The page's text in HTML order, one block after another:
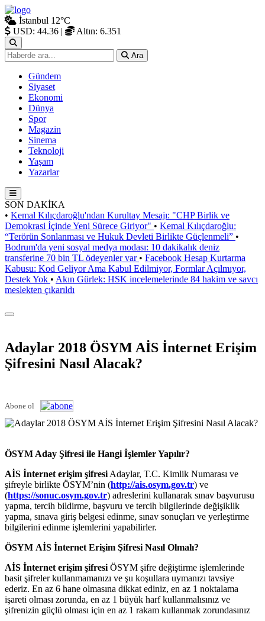
İstanbul 12°C
USD: 44.36 | Altın: 6.351
Ara
Gündem
Siyaset
Ekonomi
Dünya
Spor
Magazin
Sinema
Teknoloji
Yaşam
Yazarlar
SON DAKİKA
• Kemal Kılıçdaroğlu'ndan Kurultay Mesajı: "CHP Birlik ve
Demokrasi İçinde Yeni Sürece Giriyor" • Kemal Kılıçdaroğlu:
“Terörün Sonlanması ve Hukuk Devleti Birlikte Güçlenmeli” •
Bodrum'da yeni sosyal medya modası: 10 dakikalık deniz
transferine 70 bin TL ödeyenler var • Facebook Hesap Kurtarma
Kabusu: Kod Geliyor Ama Kabul Edilmiyor, Formlar Açılmıyor,
Destek Yok • Akın Gürlek: HSK incelemelerinde 84 hakim ve savcı
meslekten çıkarıldı
Adaylar 2018 ÖSYM AİS İnternet Erişim
Şifresini Nasıl Alacak?
Abone ol
ÖSYM Aday Şifresi ile Hangi İşlemler Yapılır?
AİS İnternet erişim şifresi Adaylar, T.C. Kimlik Numarası ve
şifreyle birlikte ÖSYM’nin (http://ais.osym.gov.tr) ve
(https://sonuc.osym.gov.tr) adreslerini kullanarak sınav başvurusu
yapma, tercih bildirme, başvuru ve tercih bilgilerinde değişiklik
yapma, sınava giriş belgesi edinme, sınav sonuçları ve yerleştirme
bilgilerini edinme işlemlerini yapabilirler.
ÖSYM AİS İnternet Erişim Şifresi Nasıl Olmalı?
AİS İnternet erişim şifresi ÖSYM şifre değiştirme işlemlerinde
basit şifreler kullanmamanızı ve şu koşullara uymanızı tavsiye
ederiz. En az 6 hane olmasına dikkat ediniz, en az 1 noktalama
işareti olması zorunda, en az 1 büyük harf kullanmalısınız ve
şifrenizin güçlü olması için en az 1 rakam kullanmak zorundasınız